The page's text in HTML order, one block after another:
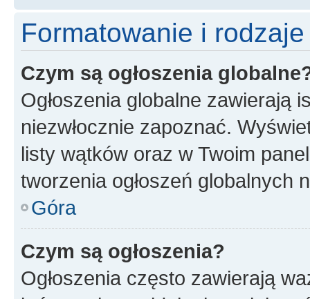
Formatowanie i
Czym są ogłoszenia
Ogłoszenia globalne zawierają
niezwłocznie zapoznać.
listy wątków oraz w Twoim
tworzenia ogłoszeń globalnych
Góra
Czym są ogłoszenia?
Ogłoszenia często zawierają